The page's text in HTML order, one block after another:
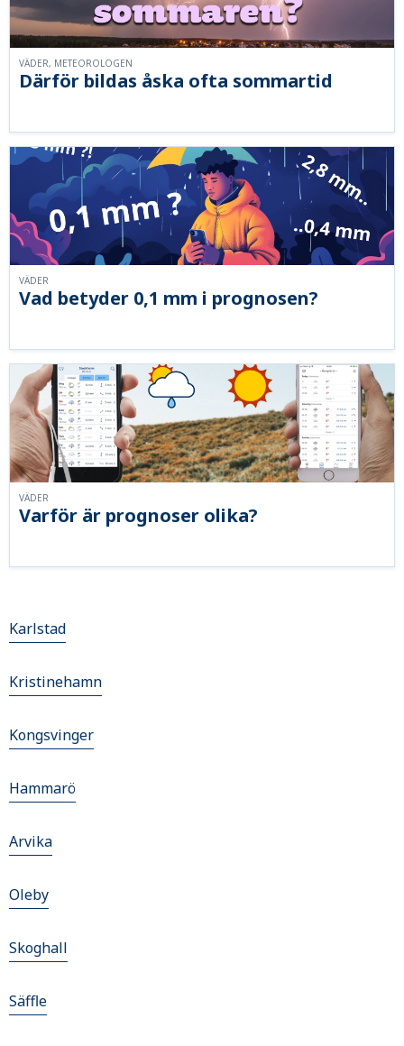
Därför bildas åska ofta sommartid
VÄDER, METEOROLOGEN
Vad betyder 0,1 mm i prognosen?
VÄDER
Varför är prognoser olika?
VÄDER
Karlstad
Kristinehamn
Kongsvinger
Hammarö
Arvika
Oleby
Skoghall
Säffle